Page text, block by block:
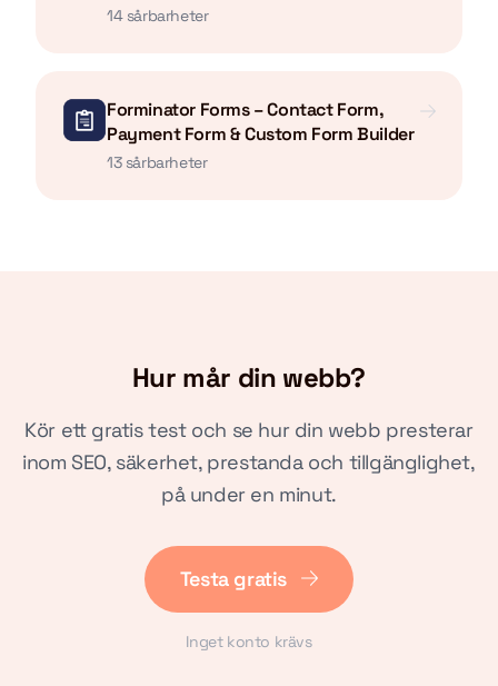
14 sårbarheter
Forminator Forms – Contact Form,
Payment Form & Custom Form Builder
13 sårbarheter
Hur mår din webb?
Kör ett gratis test och se hur din webb presterar
inom SEO, säkerhet, prestanda och tillgänglighet,
på under en minut.
Testa gratis
Inget konto krävs